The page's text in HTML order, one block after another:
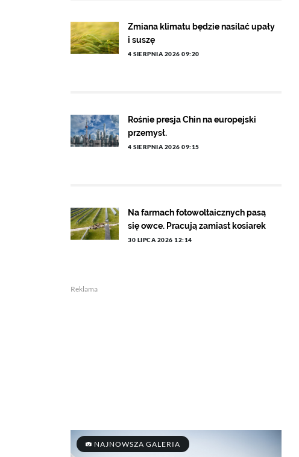
Zmiana klimatu będzie nasilać upały
i suszę
4 SIERPNIA 2026 09:20
Rośnie presja Chin na europejski
przemysł.
4 SIERPNIA 2026 09:15
Na farmach fotowoltaicznych pasą
się owce. Pracują zamiast kosiarek
30 LIPCA 2026 12:14
Reklama
NAJNOWSZA GALERIA